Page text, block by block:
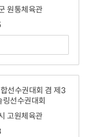
원통체육관
선수권대회 겸 제3
선수권대회
고원체육관